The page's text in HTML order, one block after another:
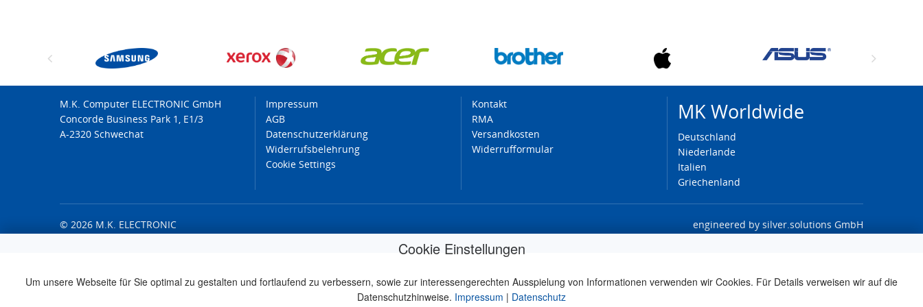
Cookie Einstellungen
Um unsere Webseite für Sie optimal zu gestalten und fortlaufend zu verbessern, sowie zur interessengerechten Ausspielung von Informationen verwenden wir Cookies. Für Details verweisen wir auf die
Datenschutzhinweise. Impressum | Datenschutz
M.K. Computer ELECTRONIC GmbH
Concorde Business Park 1, E1/3
A-2320 Schwechat
Impressum
AGB
Datenschutzerklärung
Widerrufsbelehrung
Cookie Settings
Kontakt
RMA
Versandkosten
Widerrufformular
MK Worldwide
Deutschland
Niederlande
Italien
Griechenland
© 2026 M.K. ELECTRONIC engineered by silver.solutions GmbH